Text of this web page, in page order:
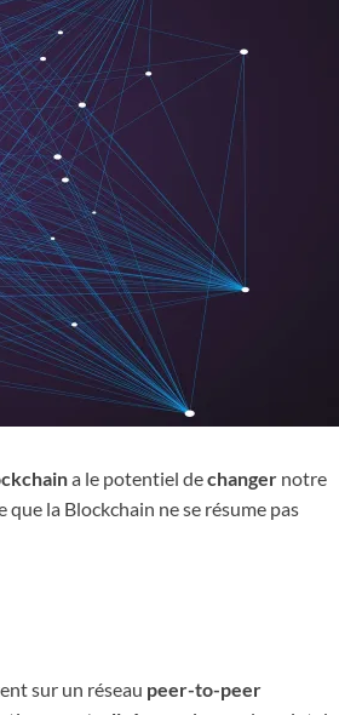
a le potentiel dechanger notre
que la Blockchain ne se résume pas
sur un réseau peer-to-peer